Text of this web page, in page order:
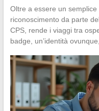
Oltre a essere un
riconoscimento da parte
CPS, rende i viaggi tra
badge, un’identità